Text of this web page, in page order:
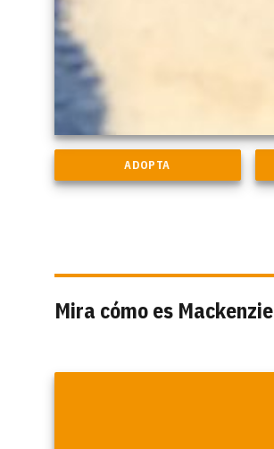
Mira cómo es Mackenzie